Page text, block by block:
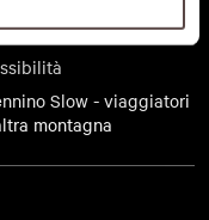
anche una
Turistico Bologna-
Slow - viaggiatori
montagna